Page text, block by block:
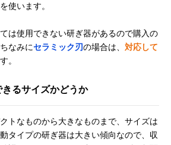
使います。
は使用できない研ぎ器があるので購入の
なみにセラミック刃の場合は、 対応して
。
るサイズかどうか
トなものから大きなものまで、サイズは
タイプの研ぎ器は大きい傾向なので、収